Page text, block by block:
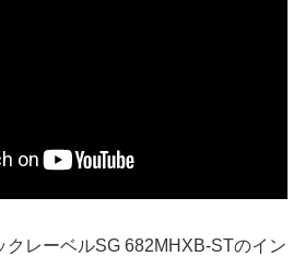
クレーベルSG 682MHXB-STのイン